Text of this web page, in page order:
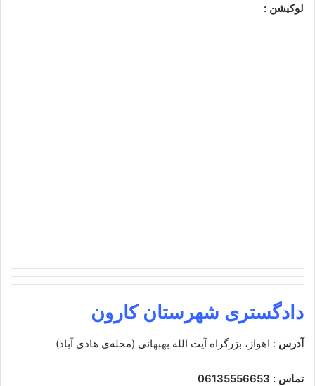
لوکیشن :
دادگستری شهرستان کارون
آدرس : اهواز، بزرگراه آیت الله بهبهانی (محله‌ی هادی آباد)
تماس : 06135556653